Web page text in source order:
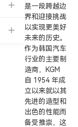
是一段跨越边
界和迎接挑战
以实现更美好
未来的历史。
作为韩国汽车
行业的主要制
造商，KGM
自 1954 年成
立以来就以其
先进的造型和
出色的性能而
备受推崇，这